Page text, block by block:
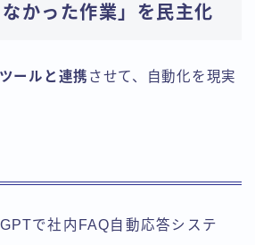
かった作業」を民主化
ールと連携 させて、自動化を現実
で社内FAQ自動応答システ